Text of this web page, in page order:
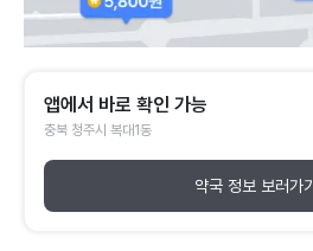
앱에서 바로 확인 가능
충북 청주시 복대1동
약국 정보 보러가기